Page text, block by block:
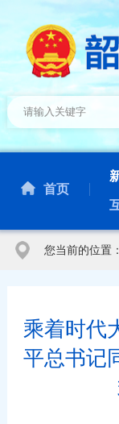
首页
您当前的位置：
乘着时代
平总书记